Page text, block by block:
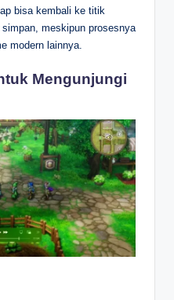
bisa kembali ke titik
meskipun prosesnya
modern lainnya.
Mengunjungi